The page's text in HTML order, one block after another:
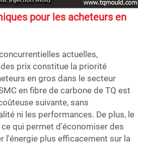
pour les acheteurs en
actuelles,
prix constitue la priorité
en gros dans le secteur
en fibre de carbone de TQ est
suivante, sans
ni les performances. De plus, le
qui permet d'économiser des
l'énergie plus efficacement sur la